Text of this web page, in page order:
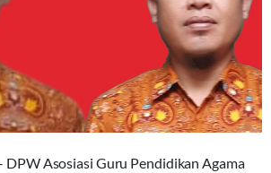
DPW Asosiasi Guru Pendidikan Agama